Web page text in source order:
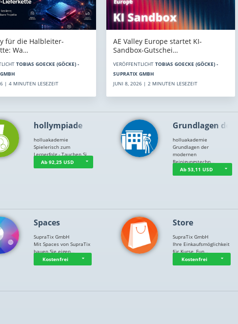
für die Halbleiter-
Wa…
TOBIAS GOECKE (GÖCKE) -
| 4 MINUTEN LESEZEIT
AE Valley Europe startet KI-
Sandbox-Gutschei…
VERÖFFENTLICHT TOBIAS GOECKE (GÖCKE) -
SUPRATIX GMBH
JUNI 8, 2026 | 2 MINUTEN LESEZEIT
hollympiade
holluakademie
Spielerisch zum
Lernerfolg - Tauchen Si…
Ab 92,25 USD
Grundlagen der …
holluakademie
Grundlagen der
modernen
Reinigungstechn…
Ab 53,11 USD
Spaces
SupraTix GmbH
Mit Spaces von SupraTix
bauen Sie eigen…
Kostenfrei
Store
SupraTix GmbH
Ihre Einkaufsmöglichkeit
für Kurse, Fun…
Kostenfrei